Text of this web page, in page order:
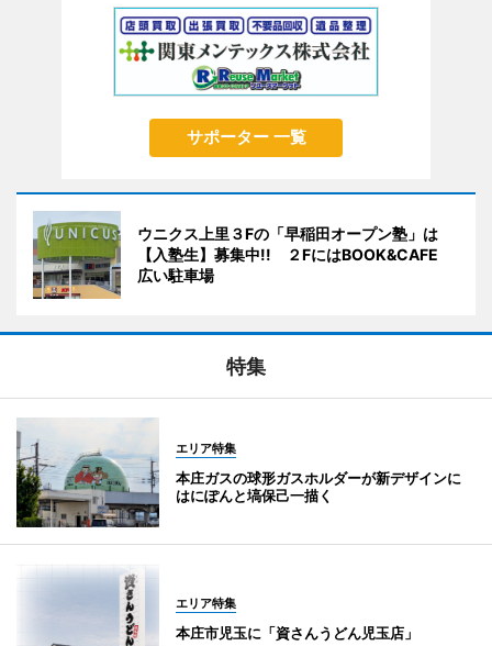
サポーター 一覧
ウニクス上里３Fの「早稲田オープン塾」は
【入塾生】募集中!! ２FにはBOOK&CAFE
広い駐車場
特集
エリア特集
本庄ガスの球形ガスホルダーが新デザインに
はにぽんと塙保己一描く
エリア特集
本庄市児玉に「資さんうどん児玉店」